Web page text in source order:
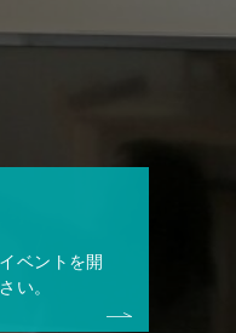
ベントを開
い。